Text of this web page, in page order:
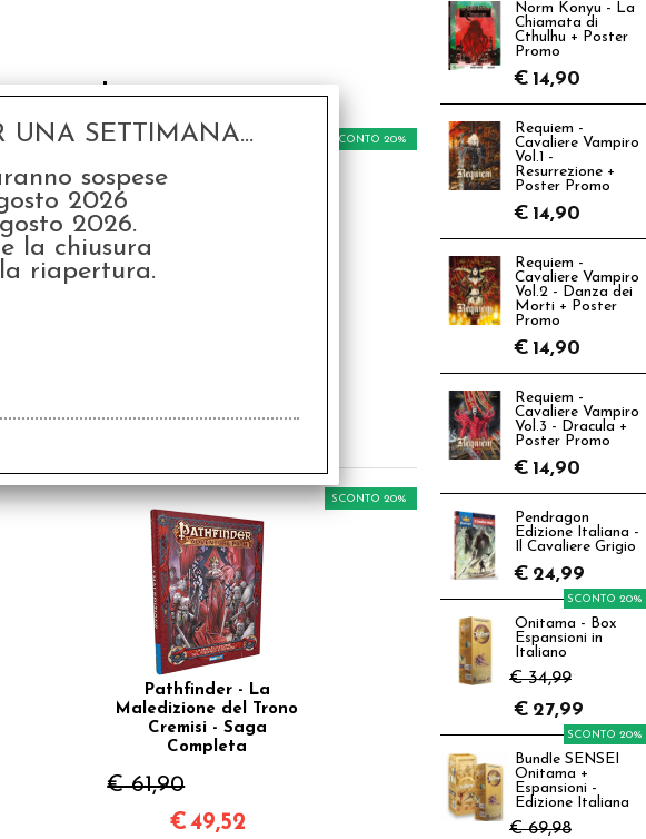
articoli
SCONTO 20%
€ 39,92
Pathfinder - La
Maledizione del Trono
Cremisi - Saga
Completa
€ 61,90
SCONTO 20%
€49,52
Norm Konyu - La
Chiamata di
Cthulhu + Poster
Promo
€ 14,90
Requiem -
Cavaliere Vampiro
Vol.1 -
Resurrezione +
Poster Promo
€ 14,90
Requiem -
Cavaliere Vampiro
Vol.2 - Danza dei
Morti + Poster
Promo
€ 14,90
Requiem -
Cavaliere Vampiro
Vol.3 - Dracula +
Poster Promo
€ 14,90
Pendragon
Edizione Italiana -
Il Cavaliere Grigio
€ 24,99
Onitama - Box
Espansioni in
Italiano
€ 34,99
SCONTO 20%
€ 27,99
Bundle SENSEI
Onitama +
Espansioni -
Edizione Italiana
€ 69,98
SCONTO 20%
UNA SETTIMANA...
sospese
2026
2026.
la chiusura
riapertura.